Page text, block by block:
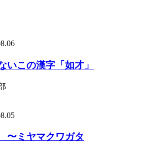
いこの漢字「如才」
ミヤマクワガタ